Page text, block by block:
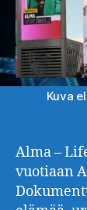
Kuva
Alma –
vuotiaan